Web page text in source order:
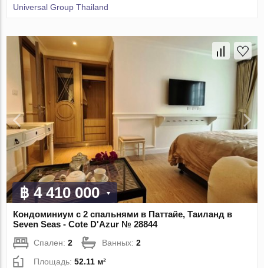
Universal Group Thailand
฿ 4 410 000
Кондоминиум с 2 спальнями в Паттайе, Таиланд в
Seven Seas - Cote D'Azur № 28844
Спален:2 Ванных:2
Площадь:52.11 м²